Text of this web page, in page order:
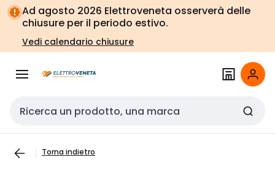
Vai alla
navigazione
Vai
alla
pagina
Ad agosto 2026 Elettroveneta osserverà delle
chiusure per il periodo estivo.
Vedi calendario chiusure
Cerca input
Torna indietro